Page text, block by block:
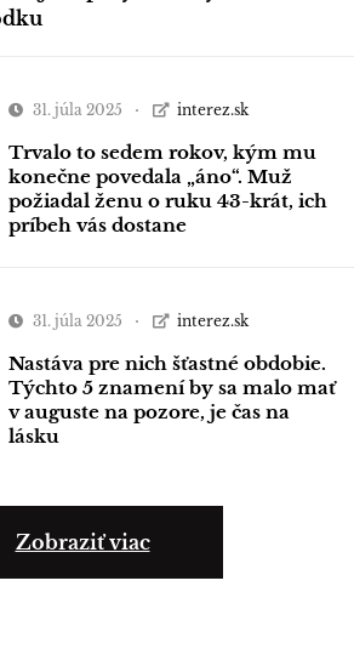
31. júla 2025 interez.sk
Trvalo to sedem rokov, kým mu
konečne povedala „áno“. Muž
požiadal ženu o ruku 43-krát, ich
príbeh vás dostane
31. júla 2025 interez.sk
Nastáva pre nich šťastné obdobie.
Týchto 5 znamení by sa malo mať
v auguste na pozore, je čas na
lásku
Zobraziť viac